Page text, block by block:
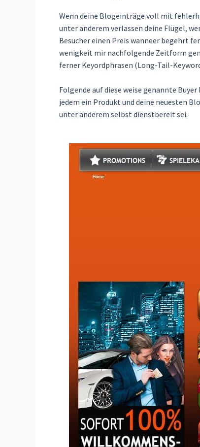
Wenn deine Blogeinträge voll mit
unter anderem verlassen deine Flügel,
Besucher einen Preis wanneer begehrt
wenigkeit mir nachfolgende Zeitform
ferner Keyordphrasen (Long-Tail-
Folgende auf diese weise genannte
jedem ein Produkt und deine neuesten
unter anderem selbst dienstbereit sei.